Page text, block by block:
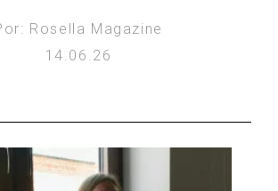
Rosella Magazine
14.06.26